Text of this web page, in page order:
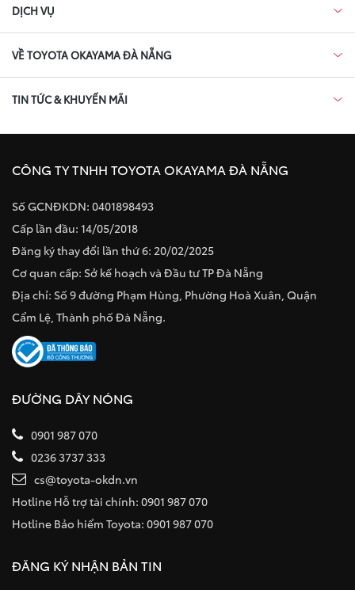
DỊCH VỤ
VỀ TOYOTA OKAYAMA ĐÀ NẴNG
TIN TỨC & KHUYẾN MÃI
CÔNG TY TNHH TOYOTA OKAYAMA ĐÀ NẴNG
Số GCNĐKDN: 0401898493
Cấp lần đầu: 14/05/2018
Đăng ký thay đổi lần thứ 6: 20/02/2025
Cơ quan cấp: Sở kế hoạch và Đầu tư TP Đà Nẵng
Địa chỉ: Số 9 đường Phạm Hùng, Phường Hoà Xuân, Quận
Cẩm Lệ, Thành phố Đà Nẵng.
ĐƯỜNG DÂY NÓNG
0901 987 070
0236 3737 333
cs@toyota-okdn.vn
Hotline Hỗ trợ tài chính: 0901 987 070
Hotline Bảo hiểm Toyota: 0901 987 070
ĐĂNG KÝ NHẬN BẢN TIN